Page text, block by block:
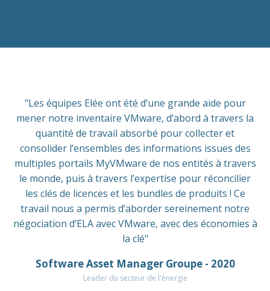
"Les équipes Elée ont été d’une grande aide pour
mener notre inventaire VMware, d’abord à travers la
quantité de travail absorbé pour collecter et
consolider l’ensembles des informations issues des
multiples portails MyVMware de nos entités à travers
le monde, puis à travers l’expertise pour réconcilier
les clés de licences et les bundles de produits ! Ce
travail nous a permis d’aborder sereinement notre
négociation d’ELA avec VMware, avec des économies à
la clé"
Software Asset Manager Groupe - 2020
Leader du secteur de l'énergie